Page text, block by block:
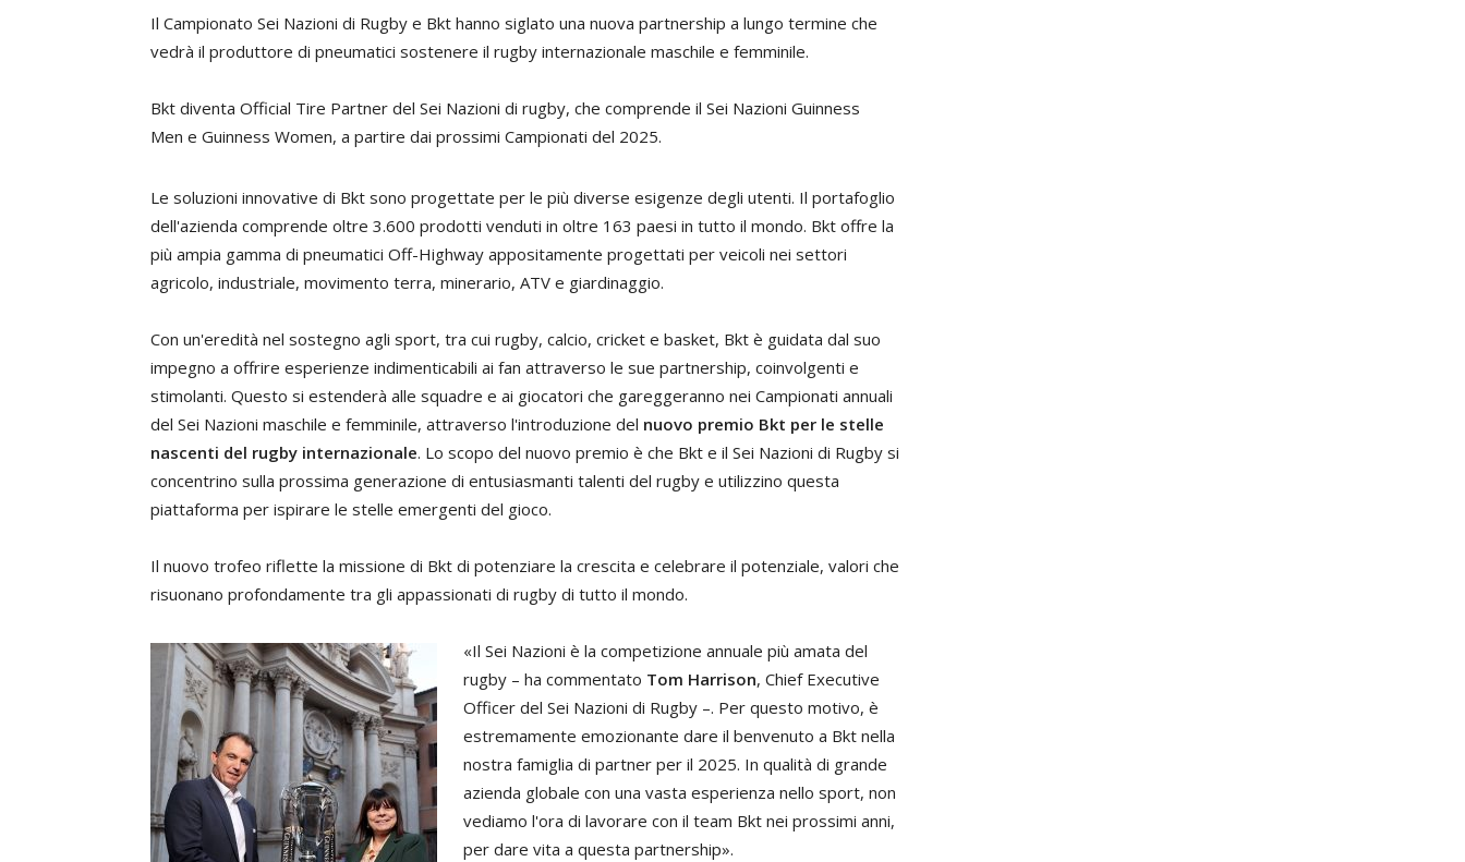
Il Campionato Sei Nazioni di Rugby e Bkt hanno siglato una nuova partnership a lungo termine che
vedrà il produttore di pneumatici sostenere il rugby internazionale maschile e femminile.
Bkt diventa Official Tire Partner del Sei Nazioni di rugby, che comprende il Sei Nazioni Guinness
Men e Guinness Women, a partire dai prossimi Campionati del 2025.
Le soluzioni innovative di Bkt sono progettate per le più diverse esigenze degli utenti. Il portafoglio
dell'azienda comprende oltre 3.600 prodotti venduti in oltre 163 paesi in tutto il mondo. Bkt offre la
più ampia gamma di pneumatici Off-Highway appositamente progettati per veicoli nei settori
agricolo, industriale, movimento terra, minerario, ATV e giardinaggio.
Con un'eredità nel sostegno agli sport, tra cui rugby, calcio, cricket e basket, Bkt è guidata dal suo
impegno a offrire esperienze indimenticabili ai fan attraverso le sue partnership, coinvolgenti e
stimolanti. Questo si estenderà alle squadre e ai giocatori che gareggeranno nei Campionati annuali
del Sei Nazioni maschile e femminile, attraverso l'introduzione del nuovo premio Bkt per le stelle
nascenti del rugby internazionale. Lo scopo del nuovo premio è che Bkt e il Sei Nazioni di Rugby si
concentrino sulla prossima generazione di entusiasmanti talenti del rugby e utilizzino questa
piattaforma per ispirare le stelle emergenti del gioco.
Il nuovo trofeo riflette la missione di Bkt di potenziare la crescita e celebrare il potenziale, valori che
risuonano profondamente tra gli appassionati di rugby di tutto il mondo.
«Il Sei Nazioni è la competizione annuale più amata del
rugby – ha commentato Tom Harrison, Chief Executive
Officer del Sei Nazioni di Rugby –. Per questo motivo, è
estremamente emozionante dare il benvenuto a Bkt nella
nostra famiglia di partner per il 2025. In qualità di grande
azienda globale con una vasta esperienza nello sport, non
vediamo l'ora di lavorare con il team Bkt nei prossimi anni,
per dare vita a questa partnership».